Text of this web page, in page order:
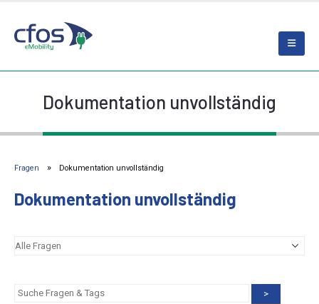
Dokumentation unvollständig
Fragen Dokumentation unvollständig
Dokumentation unvollständig
>